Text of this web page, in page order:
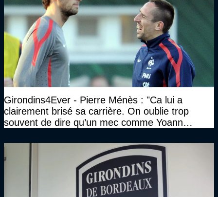
Girondins4Ever - Pierre Ménès : "Ca lui a
clairement brisé sa carrière. On oublie trop
souvent de dire qu’un mec comme Yoann